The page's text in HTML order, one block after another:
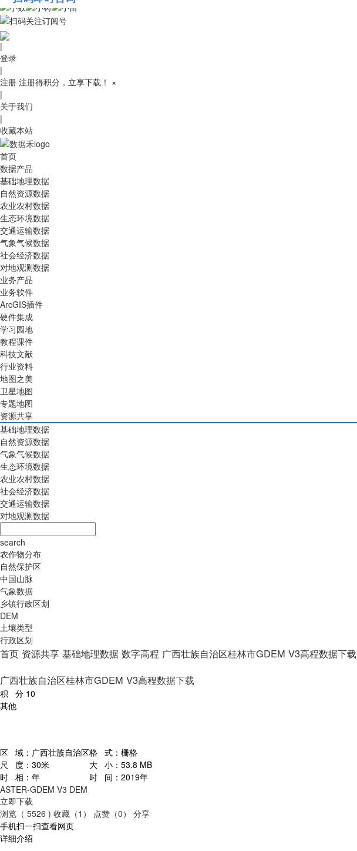
010-53689091
|
登录
|
注册 注册得积分，立享下载！ ×
|
关于我们
|
收藏本站
首页
数据产品
基础地理数据
自然资源数据
农业农村数据
生态环境数据
交通运输数据
气象气候数据
社会经济数据
对地观测数据
业务产品
业务软件
ArcGIS插件
硬件集成
学习园地
教程课件
科技文献
行业资料
地图之美
卫星地图
专题地图
资源共享
基础地理数据
自然资源数据
气象气候数据
生态环境数据
农业农村数据
社会经济数据
交通运输数据
对地观测数据
search
农作物分布
自然保护区
中国山脉
气象数据
乡镇行政区划
DEM
土壤类型
行政区划
首页 资源共享 基础地理数据 数字高程 广西壮族自治区桂林市GDEM V3高程数据下载
广西壮族自治区桂林市GDEM V3高程数据下载
积 分 10
其他
区 域： 广西壮族自治区格 式： 栅格
尺 度： 30米 大 小： 53.8 MB
时 相： 年 时 间： 2019年
ASTER-GDEM V3 DEM
立即下载
浏览（ 5526 ) 收藏（1） 点赞（0）
分享
手机扫一扫查看网页
详细介绍